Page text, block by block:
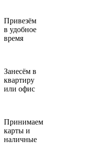
Привезём
в удобное
время
Занесём в
квартиру
или офис
Принимаем
карты и
наличные